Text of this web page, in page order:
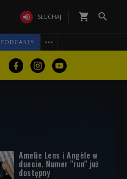
 SŁUCHAJ shopping_cart 
PODCASTY 
Amelie Lens i Angèle w
duecie. Numer "run" już
dostępny